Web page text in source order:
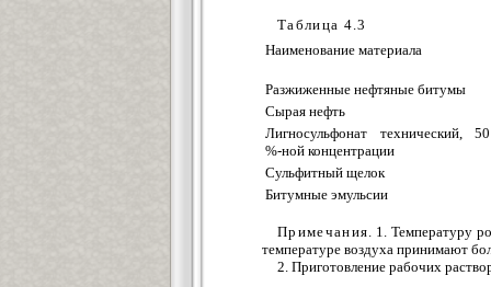
Таблица 4.3
Наименование материала
Разжиженные нефтяные битумы
Сырая нефть
Лигносульфонат технический, 50
%-ной концентрации
Сульфитный щелок
Битумные эмульсии
Примечания . 1. Температуру
температуре воздуха принимают
2. Приготовление рабочих